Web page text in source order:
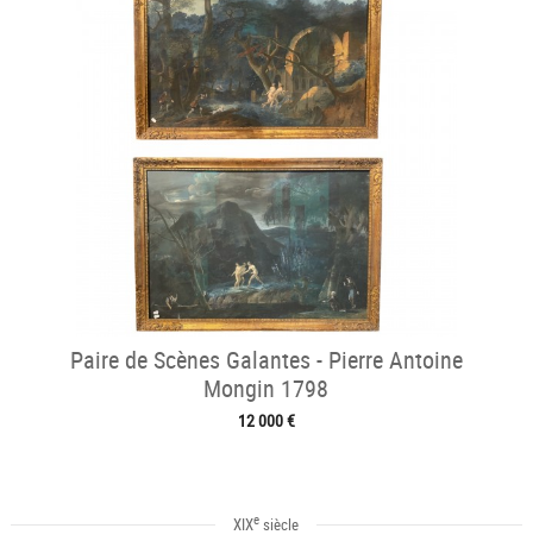
Paire de Scènes Galantes - Pierre Antoine
Mongin 1798
12 000 €
XIXe siècle